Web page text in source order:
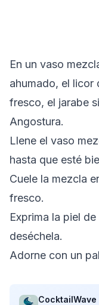
En un vaso
ahumado, el licor
fresco, el jarabe
Angostura.
Llene el vaso
hasta que esté
Cuele la mezcla
fresco.
Exprima la piel
deséchela.
Adorne con un
CocktailWave